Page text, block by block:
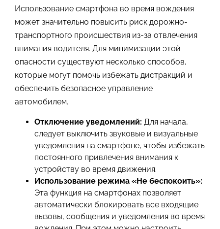
Использование смартфона во время вождения
может значительно повысить риск дорожно-
транспортного происшествия из-за отвлечения
внимания водителя. Для минимизации этой
опасности существуют несколько способов,
которые могут помочь избежать дистракций и
обеспечить безопасное управление
автомобилем.
Отключение уведомлений: Для начала,
следует выключить звуковые и визуальные
уведомления на смартфоне, чтобы избежать
постоянного привлечения внимания к
устройству во время движения.
Использование режима «Не беспокоить»:
Эта функция на смартфонах позволяет
автоматически блокировать все входящие
вызовы, сообщения и уведомления во время